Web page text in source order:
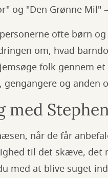
og "Den Grønne
ofte børn
om, hvad
folk gennem
og anden
med
når de får
til det skæve, det
med at blive suget